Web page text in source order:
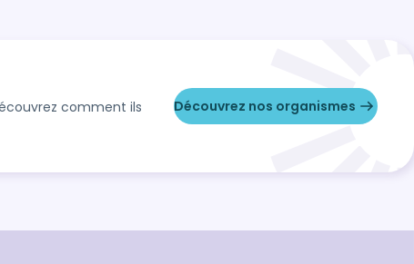
comment ils
Découvrez nos organismes